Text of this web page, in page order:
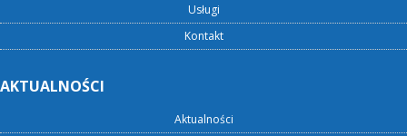
Usługi
Kontakt
AKTUALNOŚCI
Aktualności